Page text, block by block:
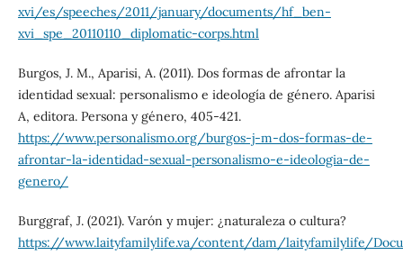
xvi/es/speeches/2011/january/documents/hf_ben-
xvi_spe_20110110_diplomatic-corps.html
Burgos, J. M., Aparisi, A. (2011). Dos formas de afrontar la
identidad sexual: personalismo e ideología de género. Aparisi
A, editora. Persona y género, 405-421.
https://www.personalismo.org/burgos-j-m-dos-formas-de-
afrontar-la-identidad-sexual-personalismo-e-ideologia-de-
genero/
Burggraf, J. (2021). Varón y mujer: ¿naturaleza o cultura?
https://www.laityfamilylife.va/content/dam/laityfamilylife/